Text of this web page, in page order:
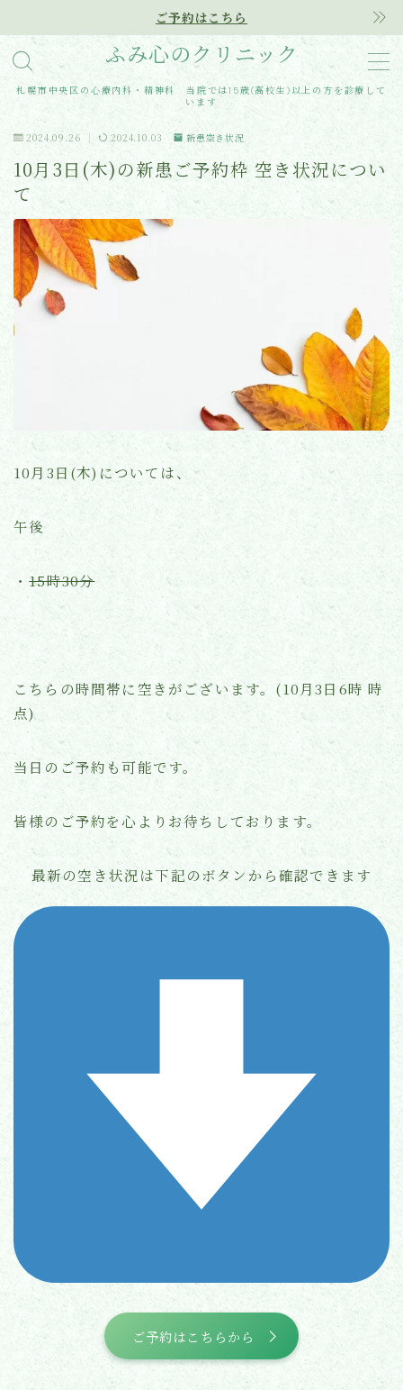
ご予約はこちら
ふみ心のクリニック
札幌市中央区の心療内科・精神科 当院では15歳(高校生)以上の方を診療して
います
MENU
Home
クリニック紹介
診療内容
アクセス
医師紹介
よくあるご質問
お知らせ(ブログ)
2024.09.26 2024.10.03 新患空き状況
10月3日(木)の新患ご予約枠 空き状況につい
て
10月3日(木)については、
午後
・15時30分
こちらの時間帯に空きがございます。(10月3日6時 時
点)
当日のご予約も可能です。
皆様のご予約を心よりお待ちしております。
最新の空き状況は下記のボタンから確認できます
ご予約はこちらから